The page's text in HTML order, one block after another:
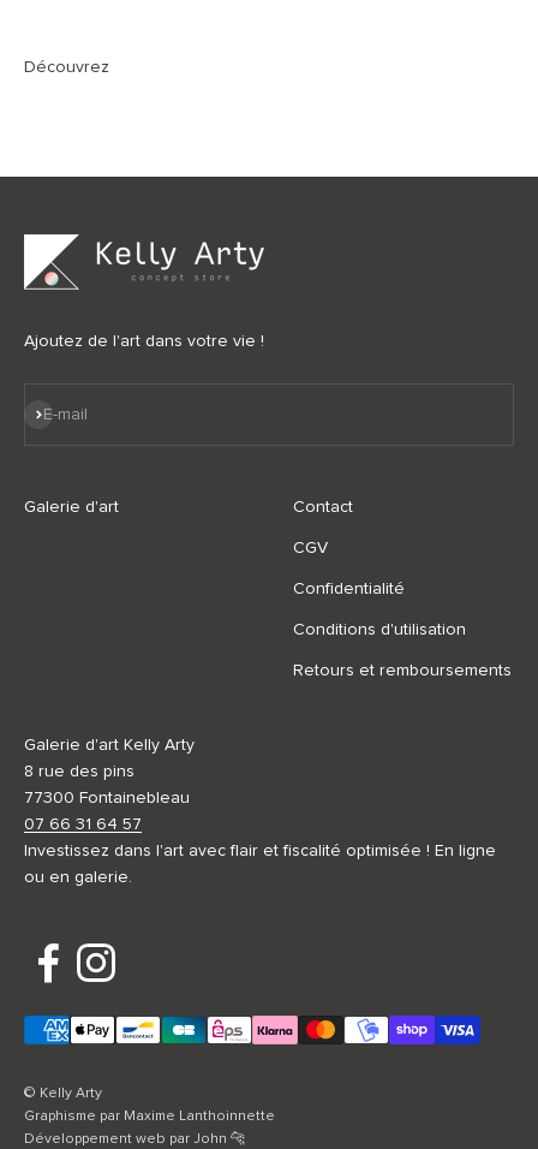
Ajoutez de l'art dans votre vie !
E-mail
S'inscrire
Galerie d'art Contact
CGV
Confidentialité
Conditions d'utilisation
Retours et remboursements
Galerie d'art Kelly Arty
8 rue des pins
77300 Fontainebleau
07 66 31 64 57
Investissez dans l'art avec flair et fiscalité optimisée ! En ligne
ou en galerie.
© Kelly Arty
Graphisme par Maxime Lanthoinnette
Développement web par John 🐆